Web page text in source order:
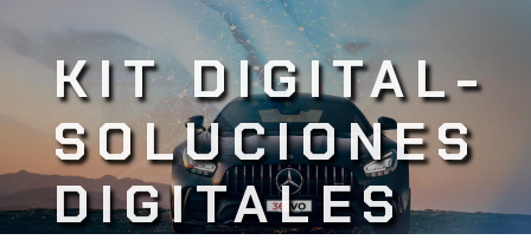
KIT DIGITAL-
SOLUCIONES
DIGITALES